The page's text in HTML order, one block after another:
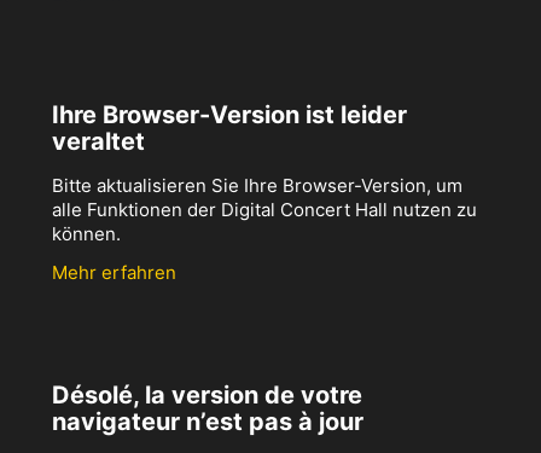
Ihre Browser-Version ist leider
veraltet
Bitte aktualisieren Sie Ihre Browser-Version, um
alle Funktionen der Digital Concert Hall nutzen zu
können.
Mehr erfahren
Désolé, la version de votre
navigateur n’est pas à jour